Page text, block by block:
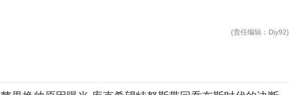
(责任编辑 ：Diy92)